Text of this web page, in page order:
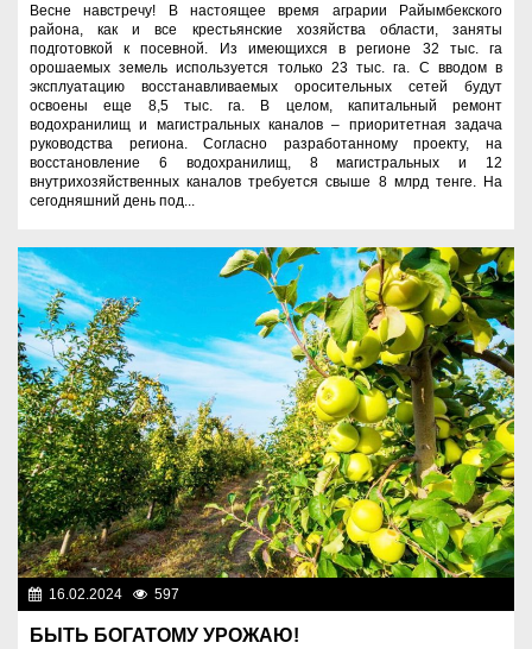
Весне навстречу! В настоящее время аграрии Райымбекского
района, как и все крестьянские хозяйства области, заняты
подготовкой к посевной. Из имеющихся в регионе 32 тыс. га
орошаемых земель используется только 23 тыс. га. С вводом в
эксплуатацию восстанавливаемых оросительных сетей будут
освоены еще 8,5 тыс. га. В целом, капитальный ремонт
водохранилищ и магистральных каналов – приоритетная задача
руководства региона. Согласно разработанному проекту, на
восстановление 6 водохранилищ, 8 магистральных и 12
внутрихозяйственных каналов требуется свыше 8 млрд тенге. На
сегодняшний день под...
16.02.2024 597
БЫТЬ БОГАТОМУ УРОЖАЮ!